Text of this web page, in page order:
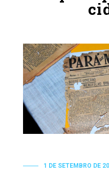
1 DE SETEMBRO DE